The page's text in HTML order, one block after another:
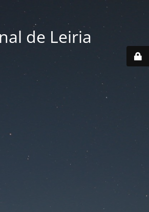
de Leiria